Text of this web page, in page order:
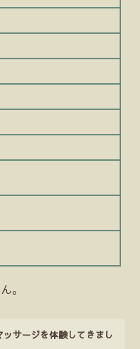
。
サージを体験してきまし